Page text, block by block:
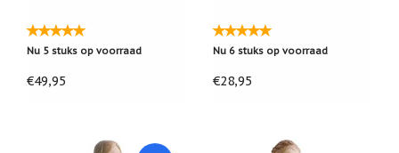
Nu 5 stuks op voorraad
€49,95
Nu 6 stuks op voorraad
€28,95